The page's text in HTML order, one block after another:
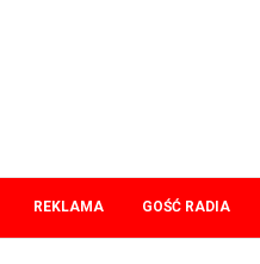
REKLAMA GOŚĆ RADIA